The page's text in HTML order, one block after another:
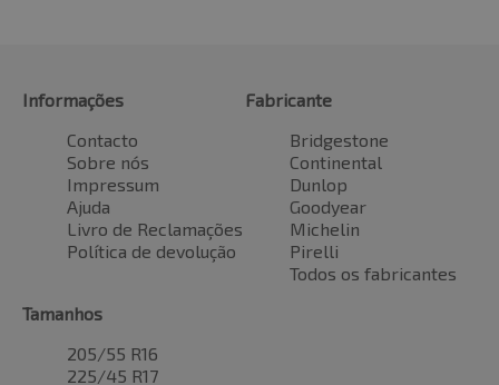
Informações
Contacto
Sobre nós
Impressum
Ajuda
Livro de Reclamações
Política de devolução
Fabricante
Bridgestone
Continental
Dunlop
Goodyear
Michelin
Pirelli
Todos os fabricantes
Tamanhos
205/55 R16
225/45 R17